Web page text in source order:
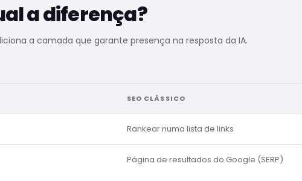
a diferença?
a camada que garante presença na resposta da IA.
SEO CLÁSSICO
Rankear numa lista de links
Página de resultados do Google (SERP)